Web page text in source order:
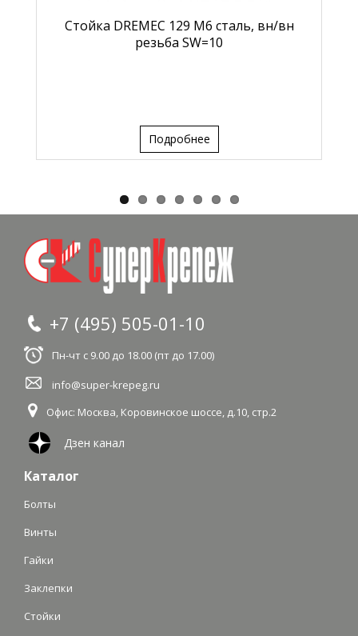
Стойка DREMEC 129 М6 сталь, вн/вн
резьба SW=10
Подробнее
+7 (495) 505-01-10
Пн-чт с 9.00 до 18.00 (пт до 17.00)
info@super-krepeg.ru
Офис: Москва, Коровинское шоссе, д.10, стр.2
Дзен канал
Каталог
Болты
Винты
Гайки
Заклепки
Стойки